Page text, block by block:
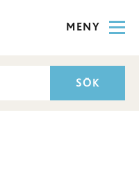
MENY